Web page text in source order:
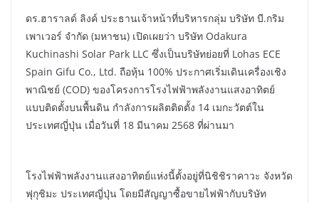
ดร.ฮาราลด์ ลิงค์ ประธานเจ้าหน้าที่บริหารกลุ่ม บริษัท บี.กริม
เพาเวอร์ จำกัด (มหาชน) เปิดเผยว่า บริษัท Odakura
Kuchinashi Solar Park LLC ซึ่งเป็นบริษัทย่อยที่ Lohas ECE
Spain Gifu Co., Ltd. ถือหุ้น 100% ประกาศเริ่มเดินเครื่องเชิง
พาณิชย์ (COD) ของโครงการโรงไฟฟ้าพลังงานแสงอาทิตย์
แบบติดตั้งบนพื้นดิน กำลังการผลิตติดตั้ง 14 เมกะวัตต์ใน
ประเทศญี่ปุ่น เมื่อวันที่ 18 มีนาคม 2568 ที่ผ่านมา
โรงไฟฟ้าพลังงานแสงอาทิตย์แห่งนี้ตั้งอยู่ที่นิชิชิราคาวะ จังหวัด
ฟุกุชิมะ ประเทศญี่ปุ่น โดยมีสัญญาซื้อขายไฟฟ้ากับบริษัท